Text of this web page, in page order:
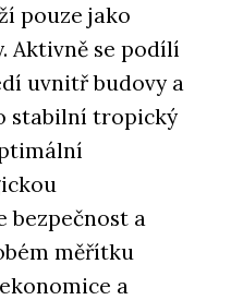
pouze jako
Aktivně se podílí
uvnitř budovy a
stabilní tropický
bezpečnost a
měřítku
a